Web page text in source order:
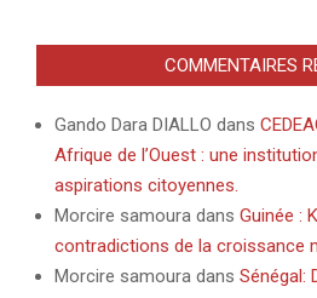
COMMENTAIRES
Gando Dara DIALLO dans
Afrique de l’Ouest : une
aspirations citoyennes.
Morcire samoura dans Guinée :
contradictions de la croissance
Morcire samoura dans Sénégal: